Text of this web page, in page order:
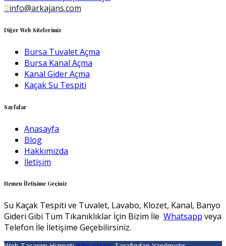
info@arkajans.com
Diğer Web Sitelerimiz
Bursa Tuvalet Açma
Bursa Kanal Açma
Kanal Gider Açma
Kaçak Su Tespiti
Sayfalar
Anasayfa
Blog
Hakkımızda
İletişim
Hemen İletişime Geçiniz
Su Kaçak Tespiti ve Tuvalet, Lavabo, Klozet, Kanal, Banyo
Gideri Gibi Tüm Tıkanıklıklar İçin Bizim İle Whatsapp veya
Telefon İle İletişime Geçebilirsiniz.